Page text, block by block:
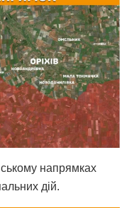
напрямках
дій.